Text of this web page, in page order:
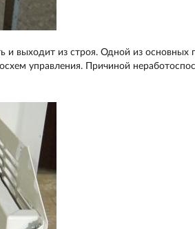
и выходит из строя. Одной из
управления. Причиной